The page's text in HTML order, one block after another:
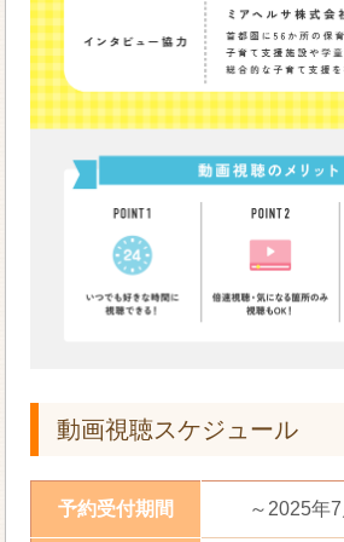
動画視聴スケジュール
予約受付期間 ～2025年